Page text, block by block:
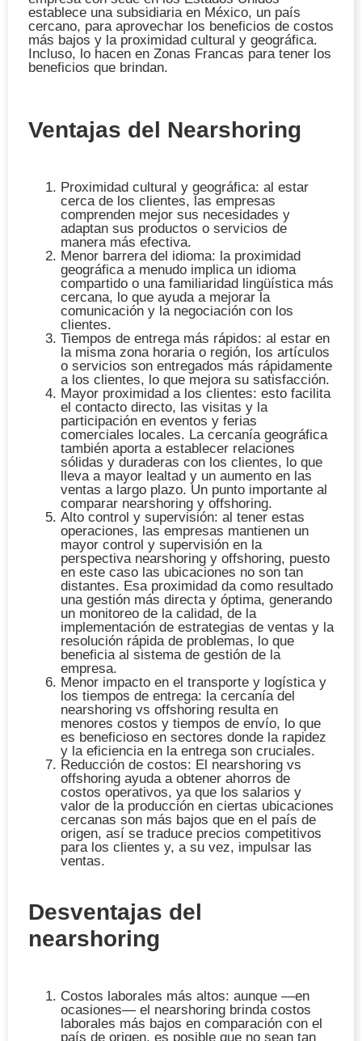
establece una subsidiaria en México, un país
cercano, para aprovechar los beneficios de costos
más bajos y la proximidad cultural y geográfica.
Incluso, lo hacen en Zonas Francas para tener los
beneficios que brindan.
Ventajas del Nearshoring
Proximidad cultural y geográfica: al estar
cerca de los clientes, las empresas
comprenden mejor sus necesidades y
adaptan sus productos o servicios de
manera más efectiva.
Menor barrera del idioma: la proximidad
geográfica a menudo implica un idioma
compartido o una familiaridad lingüística más
cercana, lo que ayuda a mejorar la
comunicación y la negociación con los
clientes.
Tiempos de entrega más rápidos: al estar en
la misma zona horaria o región, los artículos
o servicios son entregados más rápidamente
a los clientes, lo que mejora su satisfacción.
Mayor proximidad a los clientes: esto facilita
el contacto directo, las visitas y la
participación en eventos y ferias
comerciales locales. La cercanía geográfica
también aporta a establecer relaciones
sólidas y duraderas con los clientes, lo que
lleva a mayor lealtad y un aumento en las
ventas a largo plazo. Un punto importante al
comparar nearshoring y offshoring.
Alto control y supervisión: al tener estas
operaciones, las empresas mantienen un
mayor control y supervisión en la
perspectiva nearshoring y offshoring, puesto
en este caso las ubicaciones no son tan
distantes. Esa proximidad da como resultado
una gestión más directa y óptima, generando
un monitoreo de la calidad, de la
implementación de estrategias de ventas y la
resolución rápida de problemas, lo que
beneficia al sistema de gestión de la
empresa.
Menor impacto en el transporte y logística y
los tiempos de entrega: la cercanía del
nearshoring vs offshoring resulta en
menores costos y tiempos de envío, lo que
es beneficioso en sectores donde la rapidez
y la eficiencia en la entrega son cruciales.
Reducción de costos: El nearshoring vs
offshoring ayuda a obtener ahorros de
costos operativos, ya que los salarios y
valor de la producción en ciertas ubicaciones
cercanas son más bajos que en el país de
origen, así se traduce precios competitivos
para los clientes y, a su vez, impulsar las
ventas.
Desventajas del
nearshoring
Costos laborales más altos: aunque —en
ocasiones— el nearshoring brinda costos
laborales más bajos en comparación con el
país de origen, es posible que no sean tan